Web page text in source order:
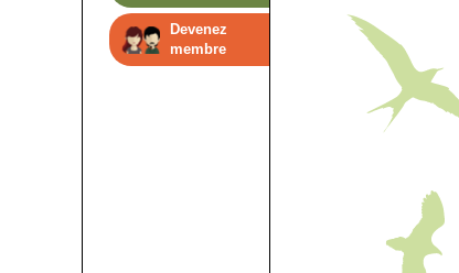
Devenez
membre